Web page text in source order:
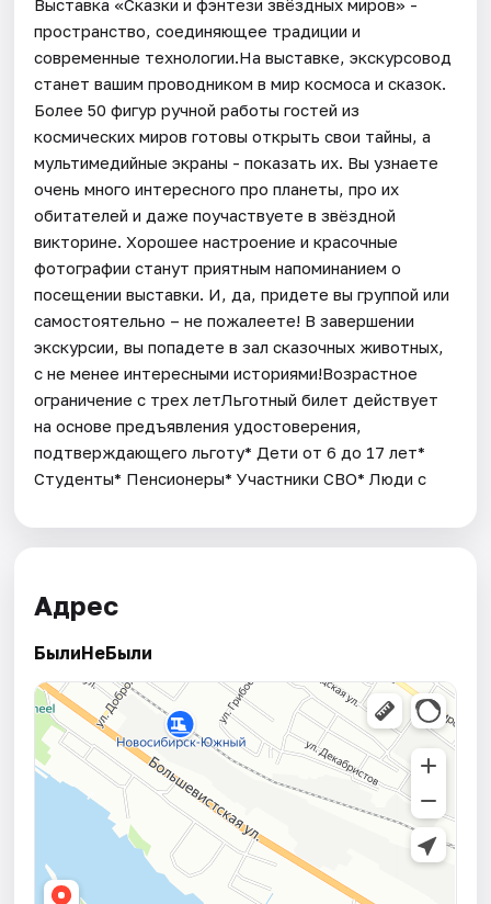
Выставка «Сказки и фэнтези звёздных миров» -
пространство, соединяющее традиции и
современные технологии.На выставке, экскурсовод
станет вашим проводником в мир космоса и сказок.
Более 50 фигур ручной работы гостей из
космических миров готовы открыть свои тайны, а
мультимедийные экраны - показать их. Вы узнаете
очень много интересного про планеты, про их
обитателей и даже поучаствуете в звёздной
викторине. Хорошее настроение и красочные
фотографии станут приятным напоминанием о
посещении выставки. И, да, придете вы группой или
самостоятельно – не пожалеете! В завершении
экскурсии, вы попадете в зал сказочных животных,
с не менее интересными историями!Возрастное
ограничение с трех летЛьготный билет действует
на основе предъявления удостоверения,
подтверждающего льготу* Дети от 6 до 17 лет*
Студенты* Пенсионеры* Участники СВО* Люди с
Адрес
БылиНеБыли